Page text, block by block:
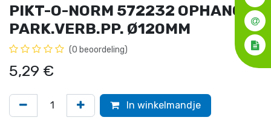
PIKT-O-NORM 572232 OPHANG
PARK.VERB.PP. Ø120MM
(0 beoordeling)
5,29 €
In winkelmandje